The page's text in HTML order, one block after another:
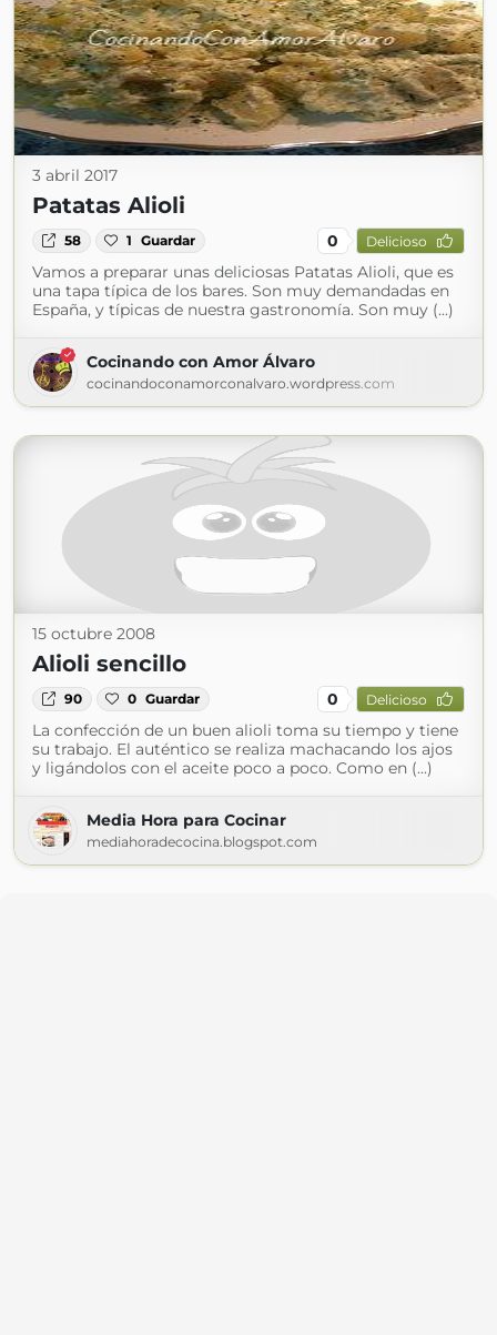
3 abril 2017
Patatas Alioli
58 1 Guardar 0 Delicioso
Vamos a preparar unas deliciosas Patatas Alioli, que es
una tapa típica de los bares. Son muy demandadas en
España, y típicas de nuestra gastronomía. Son muy (...)
Cocinando con Amor Álvaro
cocinandoconamorconalvaro.wordpress.com
15 octubre 2008
Alioli sencillo
90 0 Guardar 0 Delicioso
La confección de un buen alioli toma su tiempo y tiene
su trabajo. El auténtico se realiza machacando los ajos
y ligándolos con el aceite poco a poco. Como en (...)
Media Hora para Cocinar
mediahoradecocina.blogspot.com